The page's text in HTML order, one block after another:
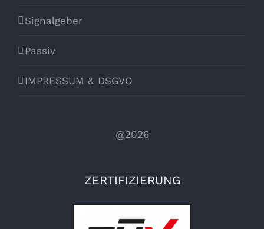
Signalgeber
Passiv
IMPRESSUM & DSGVO
@2026
ZERTIFIZIERUNG